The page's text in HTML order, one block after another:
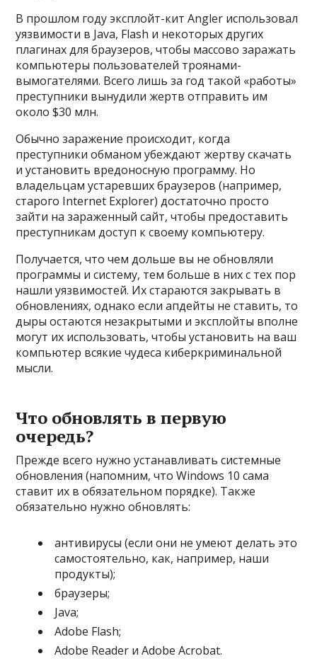
В прошлом году эксплойт-кит Angler использовал
уязвимости в Java, Flash и некоторых других
плагинах для браузеров, чтобы массово заражать
компьютеры пользователей троянами-
вымогателями. Всего лишь за год такой «работы»
преступники вынудили жертв отправить им
около $30 млн.
Обычно заражение происходит, когда
преступники обманом убеждают жертву скачать
и установить вредоносную программу. Но
владельцам устаревших браузеров (например,
старого Internet Explorer) достаточно просто
зайти на зараженный сайт, чтобы предоставить
преступникам доступ к своему компьютеру.
Получается, что чем дольше вы не обновляли
программы и систему, тем больше в них с тех пор
нашли уязвимостей. Их стараются закрывать в
обновлениях, однако если апдейты не ставить, то
дыры остаются незакрытыми и эксплойты вполне
могут их использовать, чтобы установить на ваш
компьютер всякие чудеса киберкриминальной
мысли.
Что обновлять в первую
очередь?
Прежде всего нужно устанавливать системные
обновления (напомним, что Windows 10 сама
ставит их в обязательном порядке). Также
обязательно нужно обновлять:
антивирусы (если они не умеют делать это
самостоятельно, как, например, наши
продукты);
браузеры;
Java;
Adobe Flash;
Adobe Reader и Adobe Acrobat.